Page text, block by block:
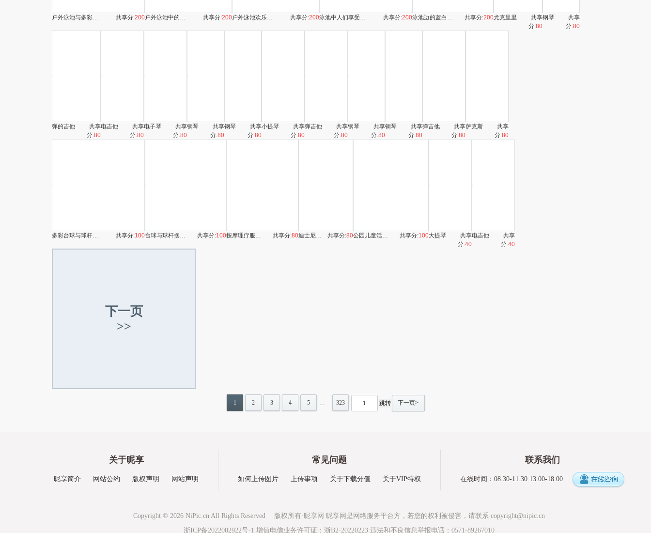
户外泳池与多彩装饰景观 共享分:200 户外泳池中的游泳场景 共享分:200 户外泳池欢乐戏水场景 共享分:200 泳池中人们享受休闲时光 共享分:200 泳池边的蓝白游泳圈 共享分:200尤克里里
共享
分:80
钢琴
共享
分:80
弹的吉他
共享
分:80
电吉他
共享
分:80
电子琴
共享
分:80
钢琴
共享
分:80
钢琴
共享
分:80
小提琴
共享
分:80
弹吉他
共享
分:80
钢琴
共享
分:80
钢琴
共享
分:80
弹吉他
共享
分:80
萨克斯
共享
分:80
多彩台球与球杆摆放场景 共享分:100 台球与球杆摆放场景 共享分:100 按摩理疗服务图片 共享分:80 迪士尼城堡 共享分:80 公园儿童活动场地 共享分:100大提琴
共享
分:40
电吉他
共享
分:40
下一页
>>
1 2 3 4 5 … 323 下一页>
关于昵享
昵享简介 网站公约 版权声明 网站声明
常见问题
如何上传图片 上传事项 关于下载分值 关于VIP特权
联系我们
在线时间：08:30-11:30 13:00-18:00
Copyright © 2026 NiPic.cn All Rights Reserved 版权所有·昵享网 昵享网是网络服务平台方，若您的权利被侵害，请联系 copyright@nipic.cn
浙ICP备2022002922号-1 增值电信业务许可证：浙B2-20220223 违法和不良信息举报电话：0571-89267010